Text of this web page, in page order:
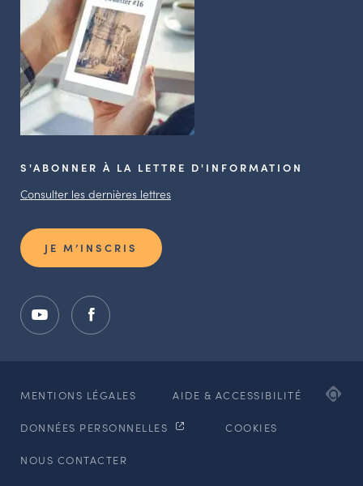
S'ABONNER À LA LETTRE D'INFORMATION
Consulter les dernières lettres
JE M’INSCRIS
MENTIONS LÉGALES AIDE & ACCESSIBILITÉ
DONNÉES PERSONNELLES COOKIES
NOUS CONTACTER